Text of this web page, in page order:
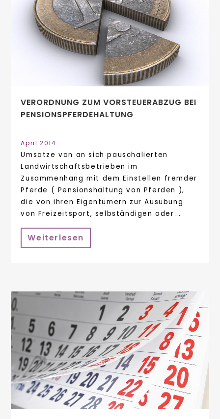
VERORDNUNG ZUM VORSTEUERABZUG BEI
PENSIONSPFERDEHALTUNG
April 2014
Umsätze von an sich pauschalierten
Landwirtschaftsbetrieben im
Zusammenhang mit dem Einstellen fremder
Pferde ( Pensionshaltung von Pferden ),
die von ihren Eigentümern zur Ausübung
von Freizeitsport, selbständigen oder...
Weiterlesen